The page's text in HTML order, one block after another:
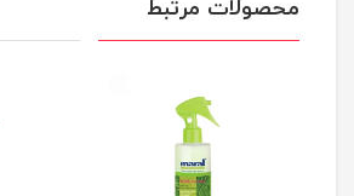
محصولات مرتبط